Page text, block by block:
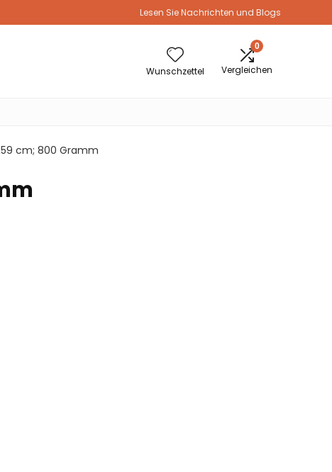
Lesen Sie Nachrichten und Blogs
Wunschzettel
0
Vergleichen
cm; 800 Gramm